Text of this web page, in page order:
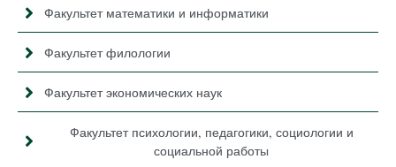
Факультет математики и информатики
Факультет филологии
Факультет экономических наук
Факультет психологии, педагогики, социологии и
социальной работы